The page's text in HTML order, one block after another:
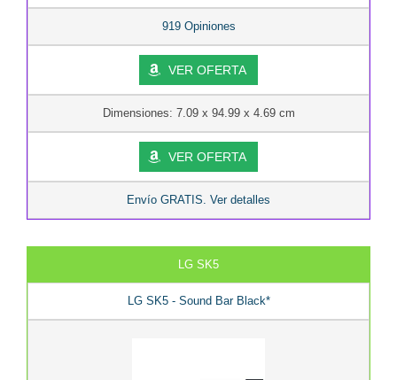
919 Opiniones
VER OFERTA
Dimensiones: 7.09 x 94.99 x 4.69 cm
VER OFERTA
Envío GRATIS. Ver detalles
LG SK5
LG SK5 - Sound Bar Black*